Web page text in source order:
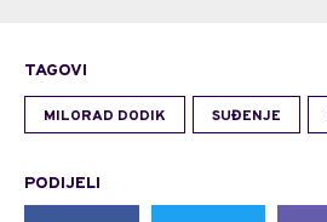
TAGOVI
MILORAD DODIK SUĐENJE
PODIJELI